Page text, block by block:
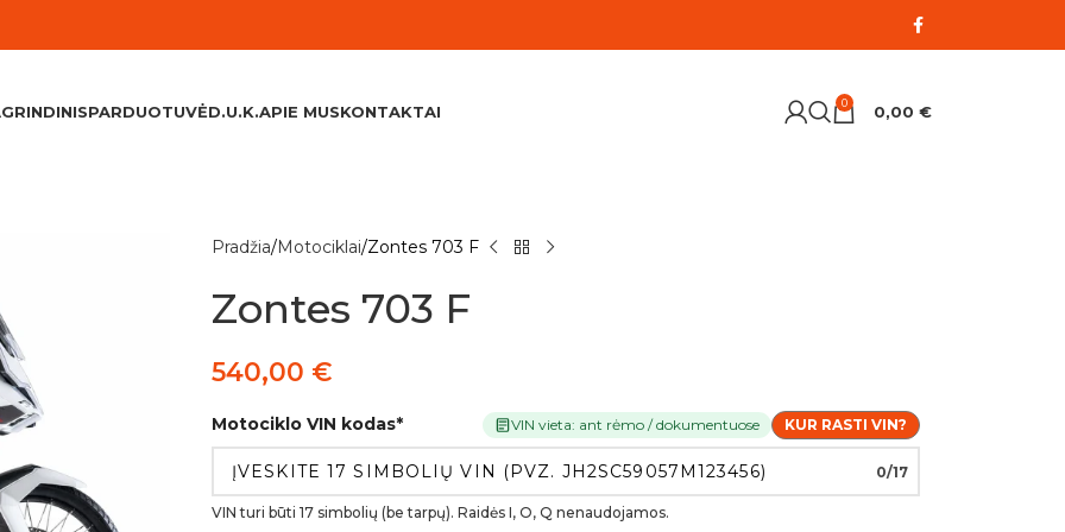
PARDUOTUVĖD.U.K.APIE MUSKONTAKTAI 0 0,00 €
Pradžia Motociklai Zontes 703 F
Zontes 703 F
540,00 €
Motociklo VIN kodas* VIN vieta: ant rėmo / dokumentuose KUR RASTI VIN?
0/17
VIN turi būti 17 simbolių (be tarpų). Raidės I, O, Q nenaudojamos.